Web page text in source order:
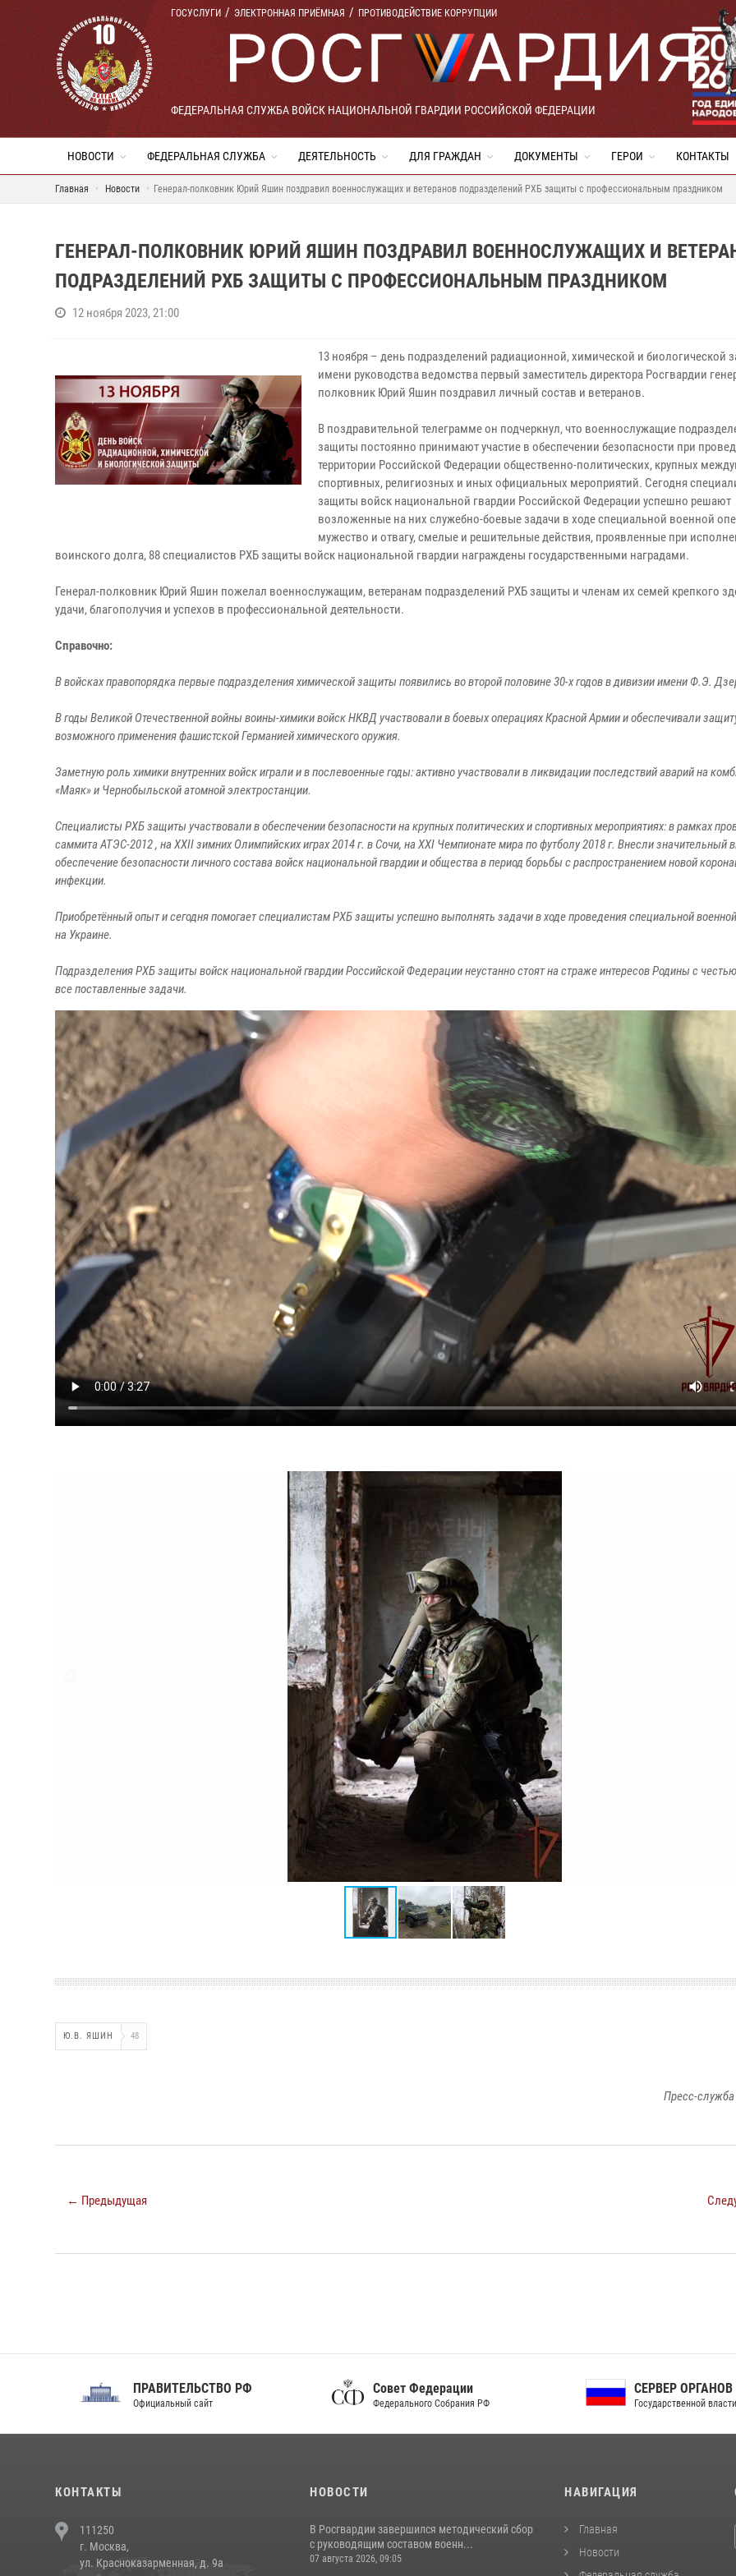
ГОСУСЛУГИ ЭЛЕКТРОННАЯ ПРИЁМНАЯ ПРОТИВОДЕЙСТВИЕ КОРРУПЦИИ
ФЕДЕРАЛЬНАЯ СЛУЖБА ВОЙСК НАЦИОНАЛЬНОЙ ГВАРДИИ РОССИЙСКОЙ ФЕДЕРАЦИИ
НОВОСТИ ФЕДЕРАЛЬНАЯ СЛУЖБА ДЕЯТЕЛЬНОСТЬ ДЛЯ ГРАЖДАН ДОКУМЕНТЫ ГЕРОИ КОНТАКТЫ
Главная Новости Генерал-полковник Юрий Яшин поздравил военнослужащих и ветеранов подразделений РХБ защиты с профессиональным праздником
ГЕНЕРАЛ-ПОЛКОВНИК ЮРИЙ ЯШИН ПОЗДРАВИЛ ВОЕННОСЛУЖАЩИХ И
ПОДРАЗДЕЛЕНИЙ РХБ ЗАЩИТЫ С ПРОФЕССИОНАЛЬНЫМ ПРАЗДНИКОМ
12 ноября 2023, 21:00
13 ноября – день подразделений радиационной, химической и биологической
имени руководства ведомства первый заместитель директора Росгвардии
полковник Юрий Яшин поздравил личный состав и ветеранов.
В поздравительной телеграмме он подчеркнул, что военнослужащие
защиты постоянно принимают участие в обеспечении безопасности при
территории Российской Федерации общественно-политических, крупных
спортивных, религиозных и иных официальных мероприятий. Сегодня
защиты войск национальной гвардии Российской Федерации успешно решают
возложенные на них служебно-боевые задачи в ходе специальной военной
мужество и отвагу, смелые и решительные действия, проявленные при
воинского долга, 88 специалистов РХБ защиты войск национальной гвардии награждены государственными наградами.
Генерал-полковник Юрий Яшин пожелал военнослужащим, ветеранам подразделений РХБ защиты и членам их семей крепкого
удачи, благополучия и успехов в профессиональной деятельности.
Справочно:
В войсках правопорядка первые подразделения химической защиты появились во второй половине 30-х годов в дивизии имени Ф.Э.
В годы Великой Отечественной войны воины-химики войск НКВД участвовали в боевых операциях Красной Армии и обеспечивали
возможного применения фашистской Германией химического оружия.
Заметную роль химики внутренних войск играли и в послевоенные годы: активно участвовали в ликвидации последствий аварий на
«Маяк» и Чернобыльской атомной электростанции.
Специалисты РХБ защиты участвовали в обеспечении безопасности на крупных политических и спортивных мероприятиях: в рамках
саммита АТЭС-2012 , на XXII зимних Олимпийских играх 2014 г. в Сочи, на XXI Чемпионате мира по футболу 2018 г. Внесли значительный
обеспечение безопасности личного состава войск национальной гвардии и общества в период борьбы с распространением новой
инфекции.
Приобретённый опыт и сегодня помогает специалистам РХБ защиты успешно выполнять задачи в ходе проведения специальной
на Украине.
Подразделения РХБ защиты войск национальной гвардии Российской Федерации неустанно стоят на страже интересов Родины с
все поставленные задачи.
Ю.В. ЯШИН 48
Пресс-служба
← Предыдущая
ПРАВИТЕЛЬСТВО РФ
Официальный сайт
Совет Федерации
Федерального Собрания РФ
СЕРВЕР ОРГАНОВ
Государственной власти РФ
КОНТАКТЫ
111250
г. Москва,
ул. Красноказарменная, д. 9а
НОВОСТИ
В Росгвардии завершился методический сбор
с руководящим составом военн...
07 августа 2026, 09:05
НАВИГАЦИЯ
Главная
Новости